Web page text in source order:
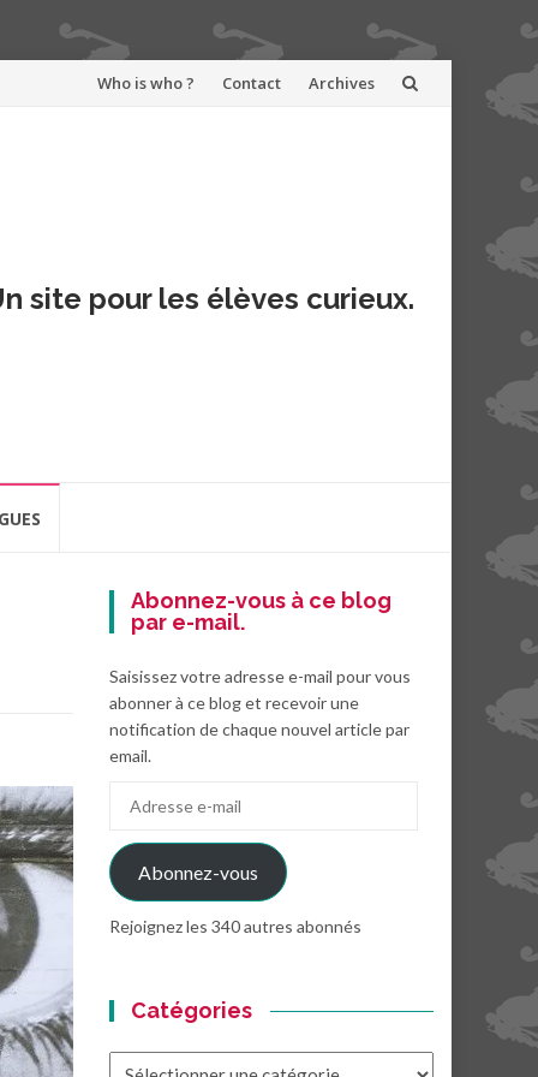
Aller
Who is who ? Contact Archives
site pour les élèves curieux.
Abonnez-vous à ce blog
par e-mail.
Saisissez votre adresse e-mail pour vous
abonner à ce blog et recevoir une
notification de chaque nouvel article par
email.
mail
Abonnez-vous
Rejoignez les 340 autres abonnés
Catégories